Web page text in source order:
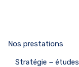
Nos prestations
Stratégie – études